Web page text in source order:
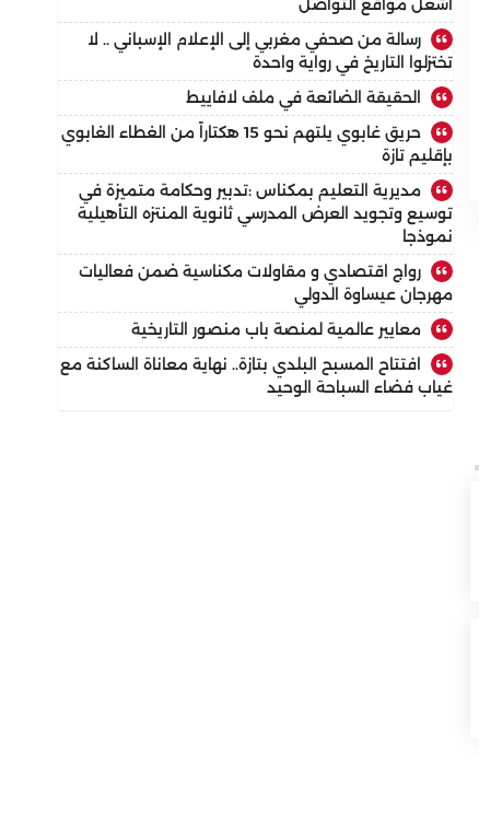
أشعل مواقع التواصل
رسالة من صحفي مغربي إلى الإعلام الإسباني .. لا
تختزلوا التاريخ في رواية واحدة
الحقيقة الضائعة في ملف لافاييط
حريق غابوي يلتهم نحو 15 هكتاراً من الغطاء الغابوي
بإقليم تازة
مديرية التعليم بمكناس :تدبير وحكامة متميزة في
توسيع وتجويد العرض المدرسي ثانوية المنتزه التأهيلية
نموذجا
رواج اقتصادي و مقاولات مكناسية ضمن فعاليات
مهرجان عيساوة الدولي
معايير عالمية لمنصة باب منصور التاريخية
افتتاح المسبح البلدي بتازة.. نهاية معاناة الساكنة مع
غياب فضاء السباحة الوحيد